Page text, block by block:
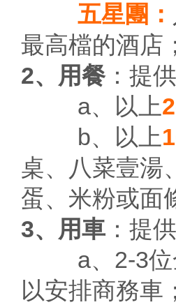
五星團：
最高檔的酒店；
2、用餐：提
a、以上
b、以上
桌、八菜壹湯
蛋、米粉或面
3、用車 ：提
a、2-3位全
以安排商務車；